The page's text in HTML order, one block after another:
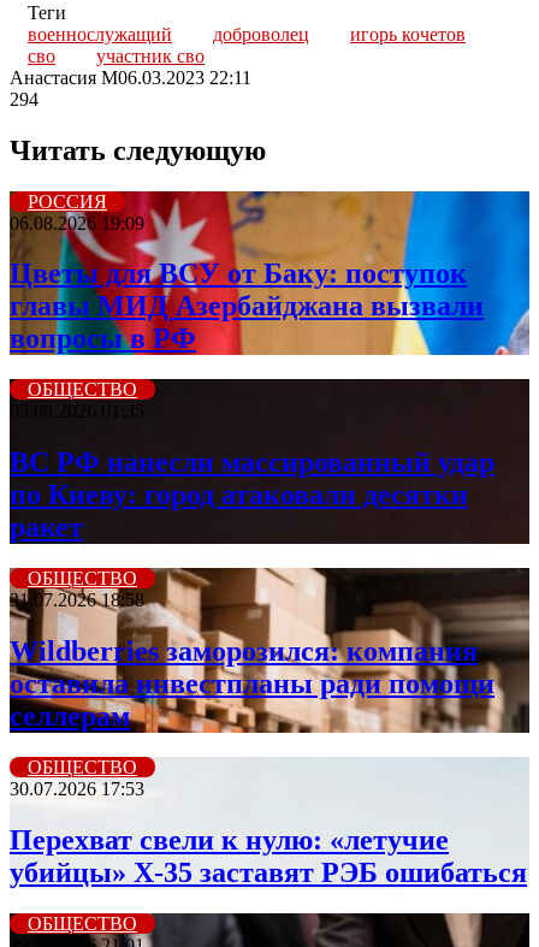
Теги
военнослужащий
доброволец
игорь кочетов
сво
участник сво
Анастасия М06.03.2023 22:11
294
Читать следующую
РОССИЯ
06.08.2026 19:09
Цветы для ВСУ от Баку: поступок
главы МИД Азербайджана вызвали
вопросы в РФ
ОБЩЕСТВО
05.08.2026 01:35
ВС РФ нанесли массированный удар
по Киеву: город атаковали десятки
ракет
ОБЩЕСТВО
31.07.2026 18:58
Wildberriеs заморозился: компания
оставила инвестпланы ради помощи
селлерам
ОБЩЕСТВО
30.07.2026 17:53
Перехват свели к нулю: «летучие
убийцы» X-35 заставят РЭБ ошибаться
ОБЩЕСТВО